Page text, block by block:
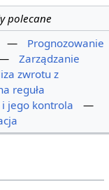
polecane
—
Prognozowanie
Zarządzanie
zwrotu z
reguła
jego kontrola
—